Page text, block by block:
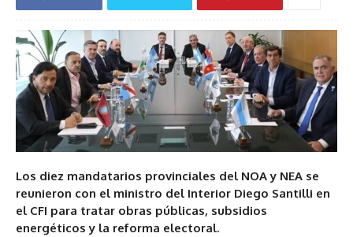
Los diez mandatarios provinciales del NOA y NEA se
reunieron con el ministro del Interior Diego Santilli en
el CFI para tratar obras públicas, subsidios
energéticos y la reforma electoral.